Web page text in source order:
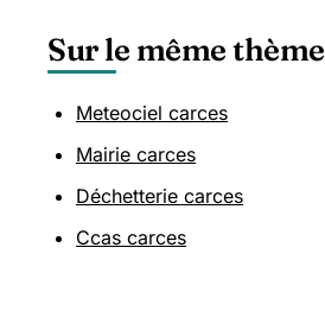
Sur le même thème
Meteociel carces
Mairie carces
Déchetterie carces
Ccas carces